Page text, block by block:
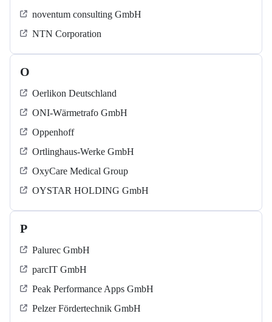
noventum consulting GmbH
NTN Corporation
O
Oerlikon Deutschland
ONI-Wärmetrafo GmbH
Oppenhoff
Ortlinghaus-Werke GmbH
OxyCare Medical Group
OYSTAR HOLDING GmbH
P
Palurec GmbH
parcIT GmbH
Peak Performance Apps GmbH
Pelzer Fördertechnik GmbH